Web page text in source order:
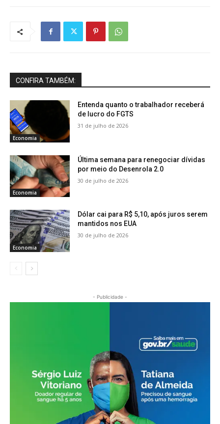
CONFIRA TAMBÉM:
Economia
Entenda quanto o trabalhador receberá
de lucro do FGTS
31 de julho de 2026
Economia
Última semana para renegociar dívidas
por meio do Desenrola 2.0
30 de julho de 2026
Economia
Dólar cai para R$ 5,10, após juros serem
mantidos nos EUA
30 de julho de 2026
- Publicidade -